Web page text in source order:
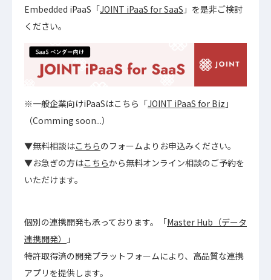
Embedded iPaaS「JOINT iPaaS for SaaS 」を是非ご検討
ください。
※一般企業向けiPaaSはこちら「JOINT iPaaS for Biz 」
（Comming soon...）
▼無料相談はこちらのフォームよりお申込みください。
▼お急ぎの方はこちらから無料オンライン相談のご予約を
いただけます。
個別の連携開発も承っております。「Master Hub（データ
連携開発）
」
特許取得済の開発プラットフォームにより、高品質な連携
アプリを提供します。